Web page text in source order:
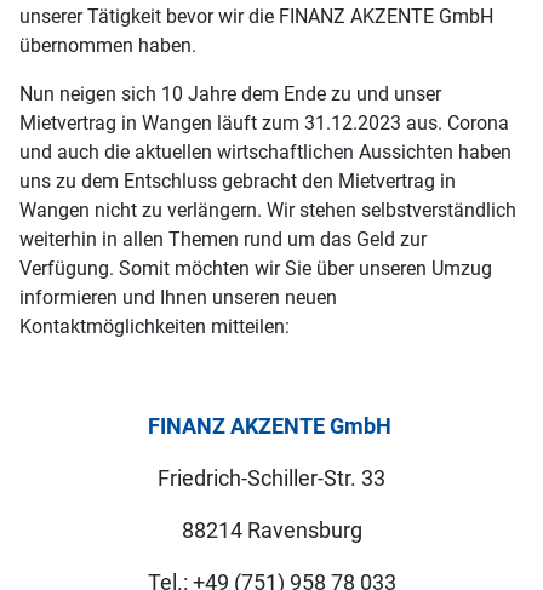
unserer Tätigkeit bevor wir die FINANZ AKZENTE GmbH
übernommen haben.
Nun neigen sich 10 Jahre dem Ende zu und unser
Mietvertrag in Wangen läuft zum 31.12.2023 aus. Corona
und auch die aktuellen wirtschaftlichen Aussichten haben
uns zu dem Entschluss gebracht den Mietvertrag in
Wangen nicht zu verlängern. Wir stehen selbstverständlich
weiterhin in allen Themen rund um das Geld zur
Verfügung. Somit möchten wir Sie über unseren Umzug
informieren und Ihnen unseren neuen
Kontaktmöglichkeiten mitteilen:
FINANZ AKZENTE GmbH
Friedrich-Schiller-Str. 33
88214 Ravensburg
Tel.: +49 (751) 958 78 033